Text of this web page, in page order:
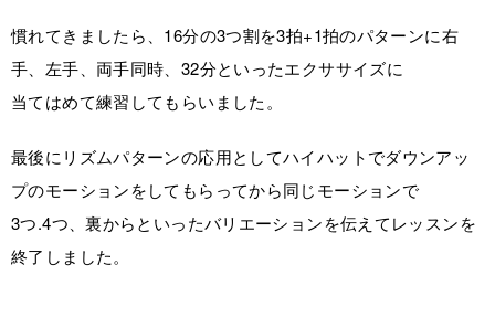
慣れてきましたら、16分の3つ割を3拍+1拍のパターンに右
手、左手、両手同時、32分といったエクササイズに
当てはめて練習してもらいました。
最後にリズムパターンの応用としてハイハットでダウンアッ
プのモーションをしてもらってから同じモーションで
3つ.4つ、裏からといったバリエーションを伝えてレッスンを
終了しました。